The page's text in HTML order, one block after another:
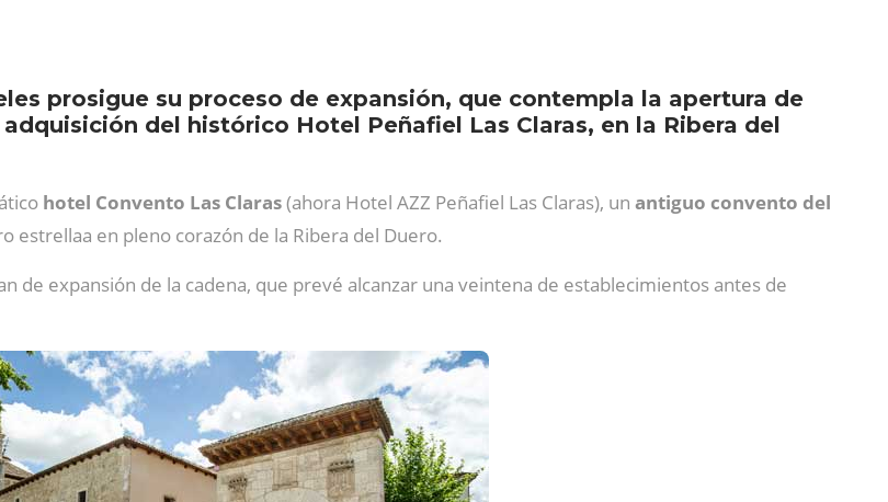
prosigue su proceso de expansión, que contempla la apertura de
del histórico Hotel Peñafiel Las Claras, en la Ribera del
hotel Convento Las Claras(ahora Hotel AZZ Peñafiel Las Claras), un antiguo convento del
estrellaa en pleno corazón de la Ribera del Duero.
de expansión de la cadena, que prevé alcanzar una veintena de establecimientos antes de